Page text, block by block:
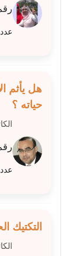
مدونة
عاملة
مدونة
مدونة
عاملة
مدونة صفا
هل يأثم
حياته ؟
التكتيك